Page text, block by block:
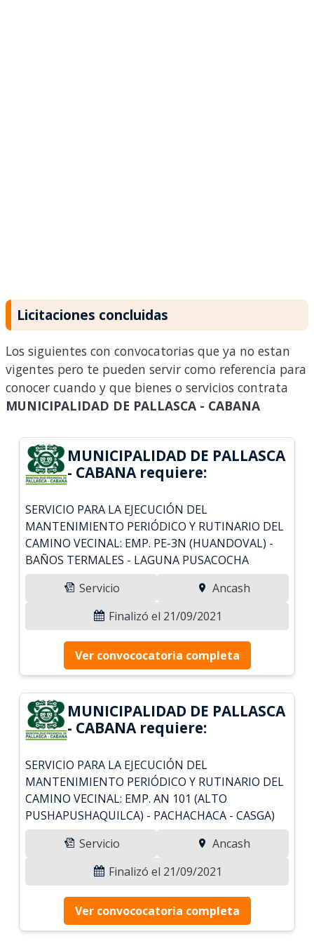
Licitaciones concluidas
Los siguientes con convocatorias que ya no estan
vigentes pero te pueden servir como referencia para
conocer cuando y que bienes o servicios contrata
MUNICIPALIDAD DE PALLASCA - CABANA
MUNICIPALIDAD DE PALLASCA
- CABANA requiere:
SERVICIO PARA LA EJECUCIÓN DEL
MANTENIMIENTO PERIÓDICO Y RUTINARIO DEL
CAMINO VECINAL: EMP. PE-3N (HUANDOVAL) -
BAÑOS TERMALES - LAGUNA PUSACOCHA
Servicio
Ancash
Finalizó el 21/09/2021
Ver convococatoria completa
MUNICIPALIDAD DE PALLASCA
- CABANA requiere:
SERVICIO PARA LA EJECUCIÓN DEL
MANTENIMIENTO PERIÓDICO Y RUTINARIO DEL
CAMINO VECINAL: EMP. AN 101 (ALTO
PUSHAPUSHAQUILCA) - PACHACHACA - CASGA)
Servicio
Ancash
Finalizó el 21/09/2021
Ver convococatoria completa